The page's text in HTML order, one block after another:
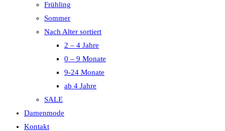
Frühling
Sommer
Nach Alter sortiert
2 – 4 Jahre
0 – 9 Monate
9-24 Monate
ab 4 Jahre
SALE
Damenmode
Kontakt